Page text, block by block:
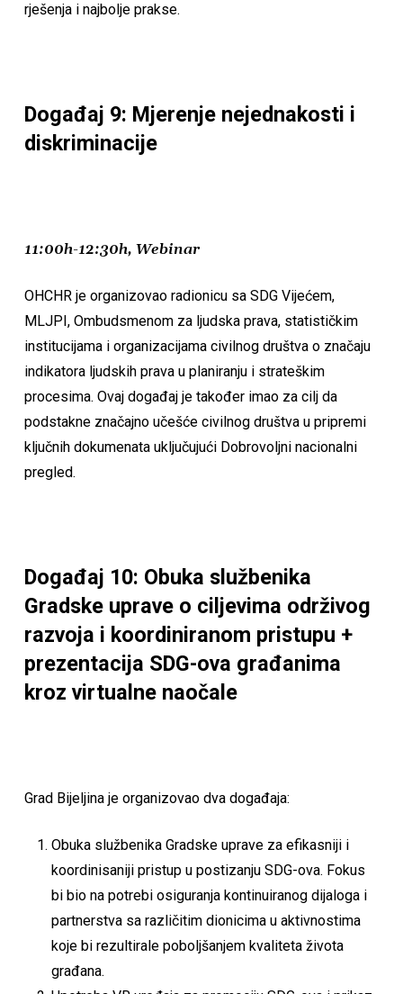
rješenja i najbolje prakse.
Događaj 9: Mjerenje nejednakosti i
diskriminacije
11:00h-12:30h, Webinar
OHCHR je organizovao radionicu sa SDG Vijećem,
MLJPI, Ombudsmenom za ljudska prava, statističkim
institucijama i organizacijama civilnog društva o značaju
indikatora ljudskih prava u planiranju i strateškim
procesima. Ovaj događaj je također imao za cilj da
podstakne značajno učešće civilnog društva u pripremi
ključnih dokumenata uključujući Dobrovoljni nacionalni
pregled.
Događaj 10: Obuka službenika
Gradske uprave o ciljevima održivog
razvoja i koordiniranom pristupu +
prezentacija SDG-ova građanima
kroz virtualne naočale
Grad Bijeljina je organizovao dva događaja:
Obuka službenika Gradske uprave za efikasniji i
koordinisaniji pristup u postizanju SDG-ova. Fokus
bi bio na potrebi osiguranja kontinuiranog dijaloga i
partnerstva sa različitim dionicima u aktivnostima
koje bi rezultirale poboljšanjem kvaliteta života
građana.